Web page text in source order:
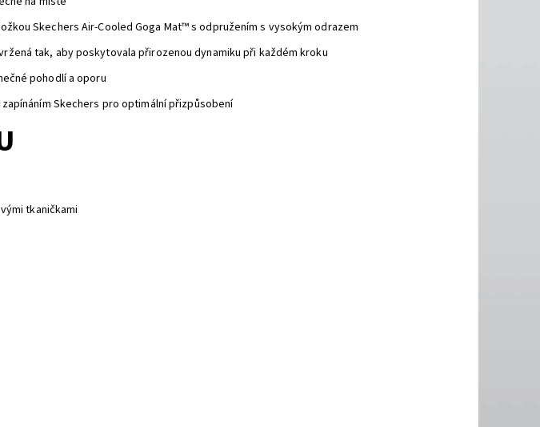
Skechers Air-Cooled Goga Mat™ s odpružením s vysokým odrazem
tak, aby poskytovala přirozenou dynamiku při každém kroku
pohodlí a oporu
Skechers pro optimální přizpůsobení
tkaničkami